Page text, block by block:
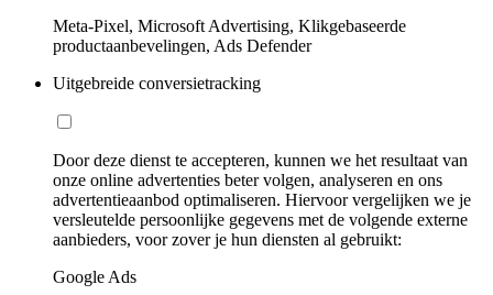
Meta-Pixel, Microsoft Advertising, Klikgebaseerde
productaanbevelingen, Ads Defender
Uitgebreide conversietracking
Door deze dienst te accepteren, kunnen we het resultaat van
onze online advertenties beter volgen, analyseren en ons
advertentieaanbod optimaliseren. Hiervoor vergelijken we je
versleutelde persoonlijke gegevens met de volgende externe
aanbieders, voor zover je hun diensten al gebruikt:
Google Ads